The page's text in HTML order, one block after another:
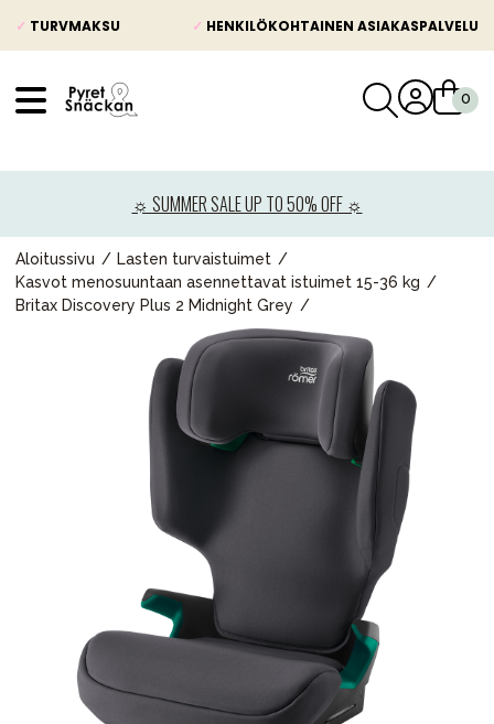
✓ TURVMAKSU ✓ HENKILÖKOHTAINEN ASIAKASPALVELU
☼ SUMMER SALE UP TO 50% OFF ☼
Aloitussivu
Lasten turvaistuimet
Kasvot menosuuntaan asennettavat istuimet 15-36 kg
Britax Discovery Plus 2 Midnight Grey
Lastenvaunut
Lasten turvaistuimet
Vauvan paketti
Lapsi & vauva
Lelut ja pelit
Huonekalut & vuodevaatteet
Varaosat
Kampanjat
Lahjavinkkejä
Suosikit
Tavaramerkit